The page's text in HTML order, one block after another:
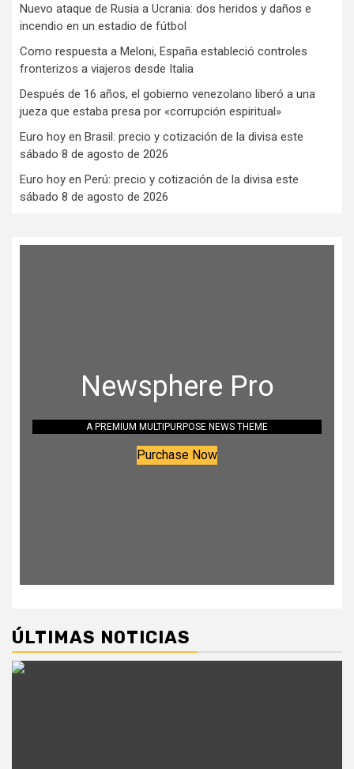
Nuevo ataque de Rusia a Ucrania: dos heridos y daños e
incendio en un estadio de fútbol
Como respuesta a Meloni, España estableció controles
fronterizos a viajeros desde Italia
Después de 16 años, el gobierno venezolano liberó a una
jueza que estaba presa por «corrupción espiritual»
Euro hoy en Brasil: precio y cotización de la divisa este
sábado 8 de agosto de 2026
Euro hoy en Perú: precio y cotización de la divisa este
sábado 8 de agosto de 2026
Newsphere Pro
A PREMIUM MULTIPURPOSE NEWS THEME
Purchase Now
ÚLTIMAS NOTICIAS